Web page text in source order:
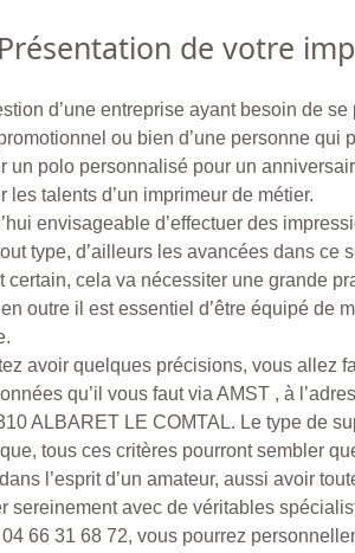
Présentation de votre
d’une entreprise ayant besoin de
ou bien d’une personne qui
un polo personnalisé pour un
les talents d’un imprimeur de métier.
envisageable d’effectuer des
type, d’ailleurs les avancées dans ce
certain, cela va nécessiter une grande
en outre il est essentiel d’être équipé de
avoir quelques précisions, vous allez
qu’il vous faut via AMST , à
ALBARET LE COMTAL. Le type de
tous ces critères pourront sembler
l’esprit d’un amateur, aussi avoir
sereinement avec de véritables
66 31 68 72, vous pourrez